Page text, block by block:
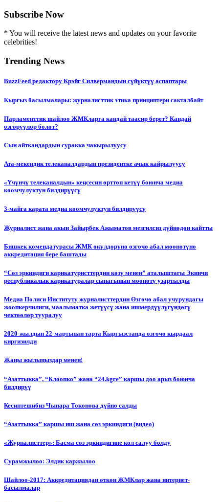
Subscribe Now
* You will receive the latest news and updates on your favorite
celebrities!
Trending News
BuzzFeed редактору Крэйг Силвермандын сүйүктүү аспаптары
Кыргыз басылмалары: журналисттик этика принциптери сакталбайт
Парламенттик шайлоо ЖМКларга кандай таасир берет? Кандай
өзгөрүүлөр болот?
Сын айткандардын суракка чакырылуусу
Ата-мекендик телеканалдардын президентке ачык кайрылуусу
«Үчүнчү телеканалдын» кеңсесин өрттөп кетүү боюнча медиа
коомчулуктун билдирүүсү
3-майга карата медиа коомчулуктун билдирүүсү
Журналист жана акын Зайырбек Ажыматов мезгилсиз дүйнөдөн кайтты
Бишкек комендатурасы ЖМК өкүлдөрүнө өзгөчө абал мөөнөтүнө
аккредитация бере баштады
“Сөз эркиндиги карикатуристтердин көзү менен” аталыштагы Экинчи
республикалык карикатуралар сынагынын мөөнөтү узартылды
Медиа Полиси Институту журналисттердин Өзгөчө абал учурундагы
жоопкерчилиги, маалыматка жетүүсү жана ишмердүүлүгүндөгү
чектөөлөр тууралуу
2020-жылдын 22-мартынан тарта Кыргызстанда өзгөчө кырдаал
киргизилди
Жаңы жылыңыздар менен!
“Азаттыкка”, “Клоопко” жана “24.kgге” каршы доо арыз боюнча
билдирүү
Кесиптешибиз Чынара Токонова дүйнө салды
“Азаттыкка” каршы иш жана сөз эркиндиги (видео)
«Журналисттер»: Басма сөз эркиндигине кол салуу болду
Сурамжылоо: Элдик каржылоо
Шайлоо-2017: Аккредитациядан өткөн ЖМКлар жана интернет-
басылмалар